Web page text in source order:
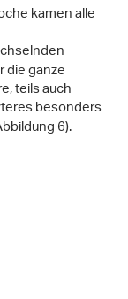
kamen alle
die ganze
teils auch
besonders
6).